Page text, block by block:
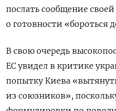
послать сообщение
о готовности «бороться
В свою очередь
ЕС увидел в критике
попытку Киева
из союзников»,